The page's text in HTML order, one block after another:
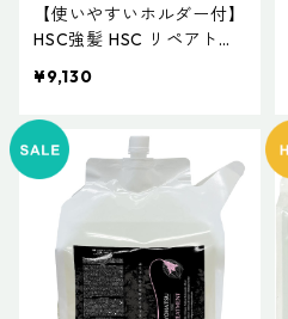
【使いやすいホルダー付】
HSC強髪 HSC リペアトリ
ー付
¥9,130